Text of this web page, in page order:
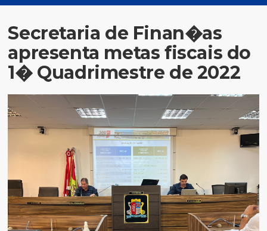
Secretaria de Finan�as
apresenta metas fiscais do
1� Quadrimestre de 2022